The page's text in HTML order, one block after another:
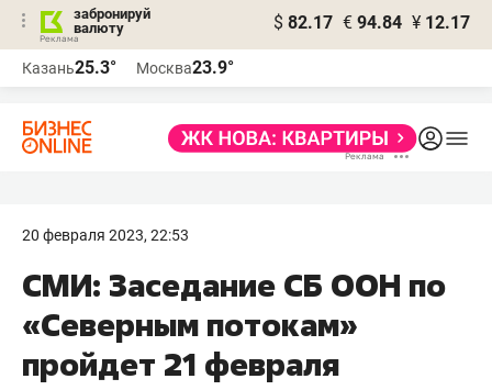
забронируй
валюту
$ 82.17 € 94.84 ¥ 12.17
Казань25.3° Москва23.9°
20 февраля 2023, 22:53
СМИ: Заседание СБ ООН по
«Северным потокам»
пройдет 21 февраля